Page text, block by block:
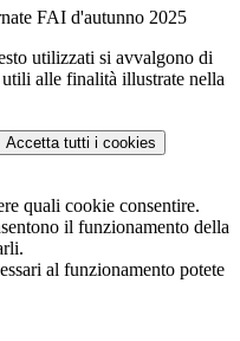
FAI d'autunno 2025
utilizzati si avvalgono di
alle finalità illustrate nella
Accetta tutti i cookies
quali cookie consentire.
il funzionamento della
al funzionamento potete